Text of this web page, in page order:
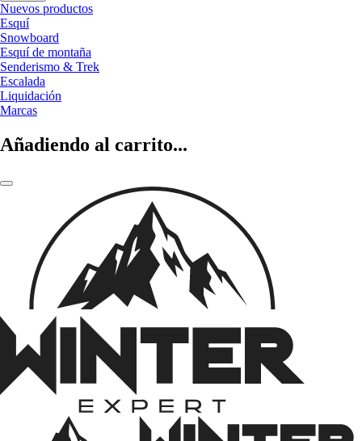
Nuevos productos
Esquí
Snowboard
Esquí de montaña
Senderismo & Trek
Escalada
Liquidación
Marcas
Añadiendo al carrito...